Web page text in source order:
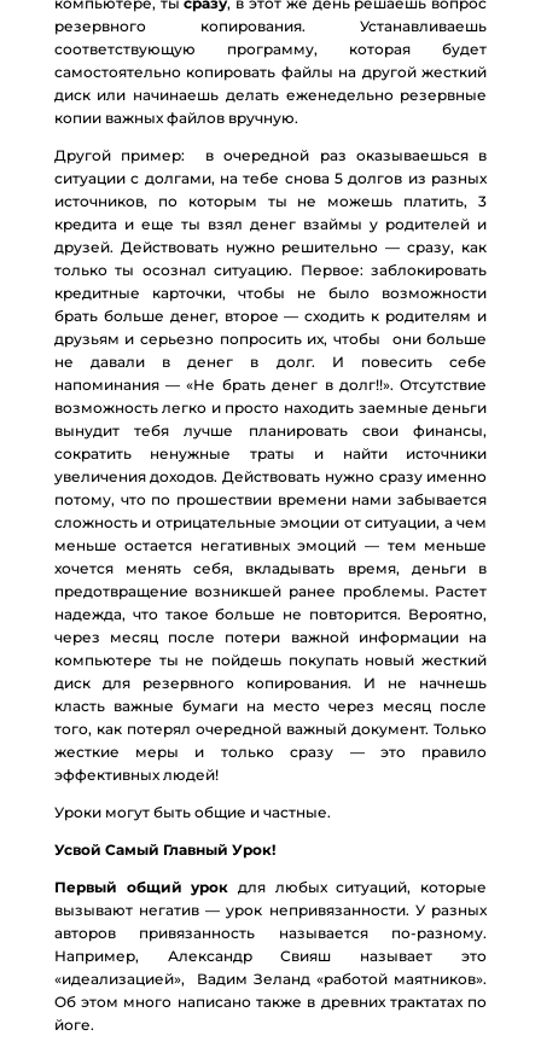
резервного копирования. Устанавливаешь
соответствующую программу, которая будет
самостоятельно копировать файлы на другой жесткий
диск или начинаешь делать еженедельно резервные
копии важных файлов вручную.
Другой пример: в очередной раз оказываешься в
ситуации с долгами, на тебе снова 5 долгов из разных
источников, по которым ты не можешь платить, 3
кредита и еще ты взял денег взаймы у родителей и
друзей. Действовать нужно решительно — сразу, как
только ты осознал ситуацию. Первое: заблокировать
кредитные карточки, чтобы не было возможности
брать больше денег, второе — сходить к родителям и
друзьям и серьезно попросить их, чтобы они больше
не давали в денег в долг. И повесить себе
напоминания — «Не брать денег в долг!!». Отсутствие
возможность легко и просто находить заемные деньги
вынудит тебя лучше планировать свои финансы,
сократить ненужные траты и найти источники
увеличения доходов. Действовать нужно сразу именно
потому, что по прошествии времени нами забывается
сложность и отрицательные эмоции от ситуации, а чем
меньше остается негативных эмоций — тем меньше
хочется менять себя, вкладывать время, деньги в
предотвращение возникшей ранее проблемы. Растет
надежда, что такое больше не повторится. Вероятно,
через месяц после потери важной информации на
компьютере ты не пойдешь покупать новый жесткий
диск для резервного копирования. И не начнешь
класть важные бумаги на место через месяц после
того, как потерял очередной важный документ. Только
жесткие меры и только сразу — это правило
эффективных людей!
Уроки могут быть общие и частные.
Усвой Самый Главный Урок!
Первый общий урок для любых ситуаций, которые
вызывают негатив — урок непривязанности. У разных
авторов привязанность называется по-разному.
Например, Александр Свияш называет это
«идеализацией», Вадим Зеланд «работой маятников».
Об этом много написано также в древних трактатах по
йоге.